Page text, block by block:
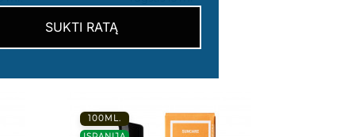
100ML.
SUKTI RATĄ